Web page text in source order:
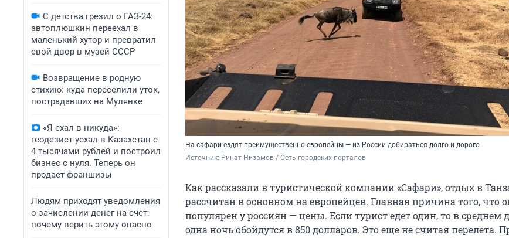
С детства грезил о ГАЗ-24:
автоплюшкин переехал в
маленький хутор и превратил
свой двор в музей СССР
Возвращение в родную
стихию: куда переселили уток,
пострадавших на Мулянке
«Я ехал в никуда»:
геодезист уехал в Казахстан с
4 тысячами рублей и построил
бизнес с нуля. Теперь он
продает франшизы
Людям приходят уведомления
о зачислении денег на счет:
почему верить этому опасно
На сафари ездят преимущественно европейцы — из России добираться долго и дорого
Источник: Ринат Низамов / Сеть городских порталов
Как рассказали в туристической компании «Сафари», отдых в
рассчитан в основном на европейцев. Главная причина того, что
популярен у россиян — цены. Если турист едет один, то в среднем
одна ночь обойдутся в 850 долларов. Это еще не считая перелета.